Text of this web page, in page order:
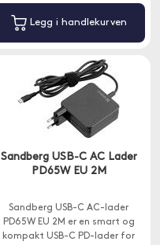
Legg i handlekurven
Sandberg USB-C AC Lader
PD65W EU 2M
Sandberg USB-C AC-lader
PD65W EU 2M er en smart og
kompakt USB-C PD-lader for